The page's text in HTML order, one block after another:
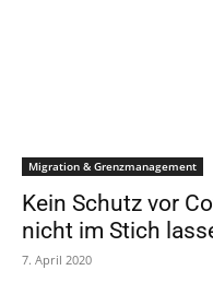
Migration & Grenzmanagement
Kein Schutz vor
nicht im Stich
7. April 2020